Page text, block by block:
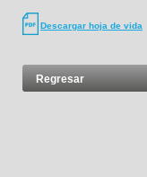
Descargar hoja de vida
Regresar